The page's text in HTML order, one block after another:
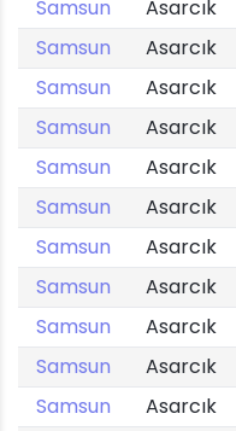
Samsun Asarcık
Samsun
Asarcık
Samsun
Asarcık
Samsun
Asarcık
Samsun
Asarcık
Samsun
Asarcık
Samsun
Asarcık
Samsun
Asarcık
Samsun
Asarcık
Samsun
Asarcık
Samsun
Asarcık